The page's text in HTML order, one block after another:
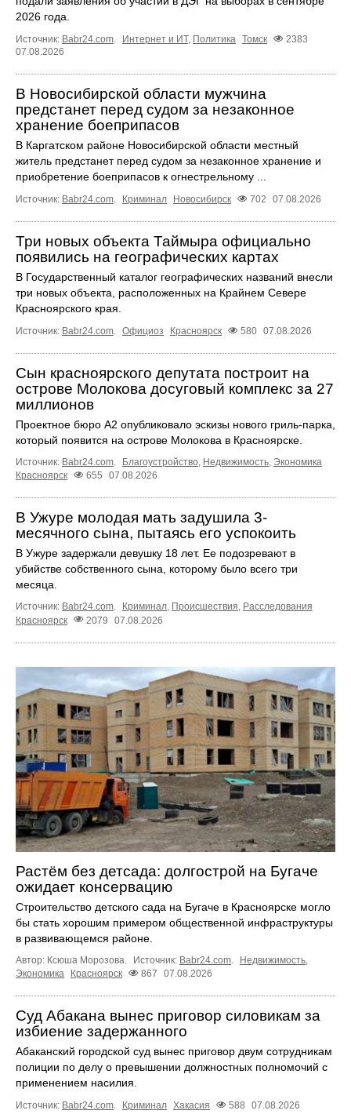
2026 года.
Источник: Babr24.com. Интернет и ИТ, Политика Томск
2383
07.08.2026
В Новосибирской области мужчина
предстанет перед судом за незаконное
хранение боеприпасов
В Каргатском районе Новосибирской области местный
житель предстанет перед судом за незаконное хранение и
приобретение боеприпасов к огнестрельному ...
Источник: Babr24.com. Криминал Новосибирск 702 07.08.2026
Три новых объекта Таймыра официально
появились на географических картах
В Государственный каталог географических названий внесли
три новых объекта, расположенных на Крайнем Севере
Красноярского края.
Источник: Babr24.com. Официоз Красноярск 580 07.08.2026
Сын красноярского депутата построит на
острове Молокова досуговый комплекс за 27
миллионов
Проектное бюро А2 опубликовало эскизы нового гриль-парка,
который появится на острове Молокова в Красноярске.
Источник: Babr24.com. Благоустройство, Недвижимость, Экономика
Красноярск
655 07.08.2026
В Ужуре молодая мать задушила 3-
месячного сына, пытаясь его успокоить
В Ужуре задержали девушку 18 лет. Ее подозревают в
убийстве собственного сына, которому было всего три
месяца.
Источник: Babr24.com. Криминал, Происшествия, Расследования
Красноярск
2079 07.08.2026
Растём без детсада: долгострой на Бугаче
ожидает консервацию
Строительство детского сада на Бугаче в Красноярске могло
бы стать хорошим примером общественной инфраструктуры
в развивающемся районе.
Автор: Ксюша Морозова. Источник: Babr24.com. Недвижимость,
Экономика
Красноярск 867 07.08.2026
Суд Абакана вынес приговор силовикам за
избиение задержанного
Абаканский городской суд вынес приговор двум сотрудникам
полиции по делу о превышении должностных полномочий с
применением насилия.
Источник: Babr24.com. Криминал Хакасия 588 07.08.2026